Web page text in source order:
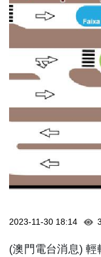
2023-11-30 18:14
(澳門電台消息) 輕